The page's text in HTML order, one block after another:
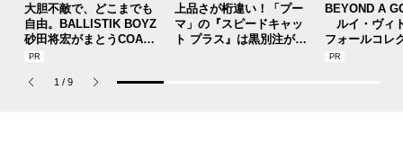
大胆不敵で、どこまでも
自由。BALLISTIK BOYZ
砂田将宏がまとうCOACH
の新作フレグランス「コ
パルファム」
上品さが桁違い！「プー
マ」の『スピードキャッ
ト プラス』は黒別注が狙
BEYOND A
ルイ・ヴィ
フォールコレ
描くプレッピ
1 / 9